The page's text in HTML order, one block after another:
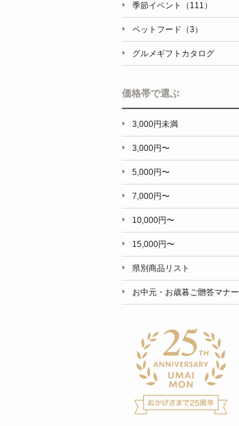
季節イベント（111）
ペットフード（3）
グルメギフトカタログ
価格帯で選ぶ
3,000円未満
3,000円〜
5,000円〜
7,000円〜
10,000円〜
15,000円〜
県別商品リスト
お中元・お歳暮ご贈答マナー